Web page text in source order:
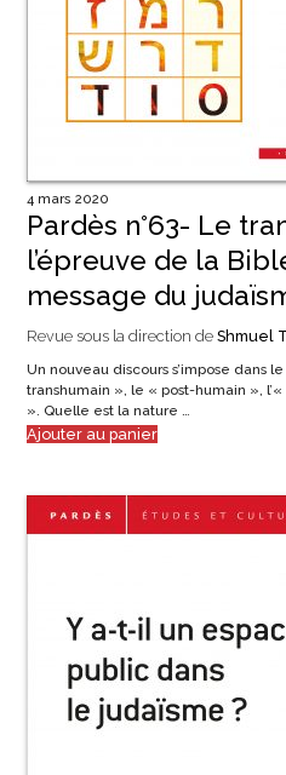
4 mars 2020
Pardès n°63- Le
l’épreuve de la
message du
Revue sous la direction de Shmuel
Un nouveau discours s’impose dans
transhumain », le « post-humain »,
». Quelle est la nature …
Ajouter au panier